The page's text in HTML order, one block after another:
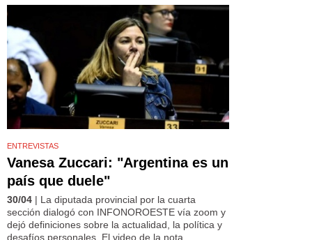
ENTREVISTAS
Vanesa Zuccari: "Argentina es un
país que duele"
30/04 | La diputada provincial por la cuarta
sección dialogó con INFONOROESTE vía zoom y
dejó definiciones sobre la actualidad, la política y
desafíos personales. El video de la nota.